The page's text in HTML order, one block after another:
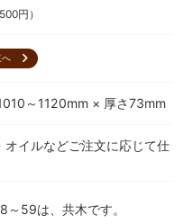
円）
へ chevron_right
～1120mm × 厚さ73mm
イルなどご注文に応じて仕
59は、共木です。